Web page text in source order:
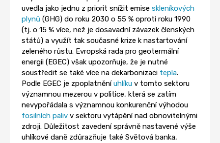
uvedla jako jednu z priorit snížit emiseskleníkových
plynů (GHG) do roku 2030 o 55 % oproti roku 1990
(tj. o 15 % více, než je dosavadní závazek členských
států) a využít tak současné krize k nastartování
zeleného růstu. Evropská rada pro geotermální
energii (EGEC) však upozorňuje, že je nutné
soustředit se také více na dekarbonizaci tepla.
Podle EGEC je zpoplatněníuhlíku v tomto sektoru
významnou mezerou v politice, která se zatím
nevypořádala s významnou konkurenční výhodou
fosilních paliv v sektoru vytápění nad obnovitelnými
zdroji. Důležitost zavedení správně nastavené výše
uhlíkové daně zdůrazňuje také Světová banka,